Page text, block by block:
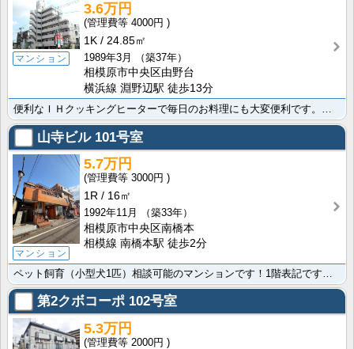
マンション
3.6万円
4000円
1K
24.85㎡
1989年3月
（築37年）
相模原市中央区由野台
横浜線 淵野辺駅 徒歩13分
山寺ビル 101号室
マンション
5.7万円
3000円
1R
16㎡
1992年11月
（築33年）
相模原市中央区南橋本
相模線 南橋本駅 徒歩2分
第2クボコーポ 102号室
5.3万円
2000円